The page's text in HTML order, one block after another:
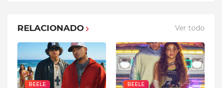
RELACIONADO Ver todo
BEELE BEELE